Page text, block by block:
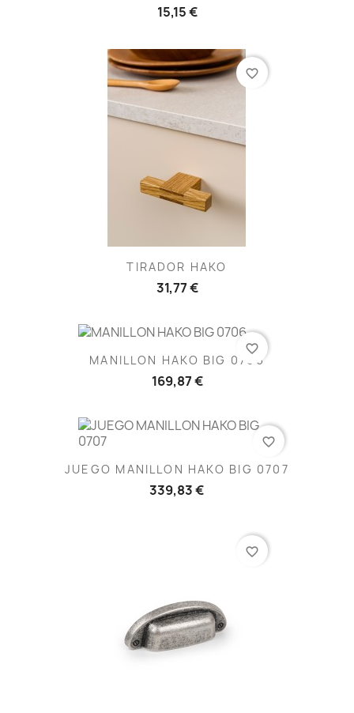
15,15 €
TIRADOR HAKO
31,77 €
favorite_border
MANILLON HAKO BIG 0706
169,87 €
favorite_border
JUEGO MANILLON HAKO BIG 0707
339,83 €
favorite_border
favorite_border